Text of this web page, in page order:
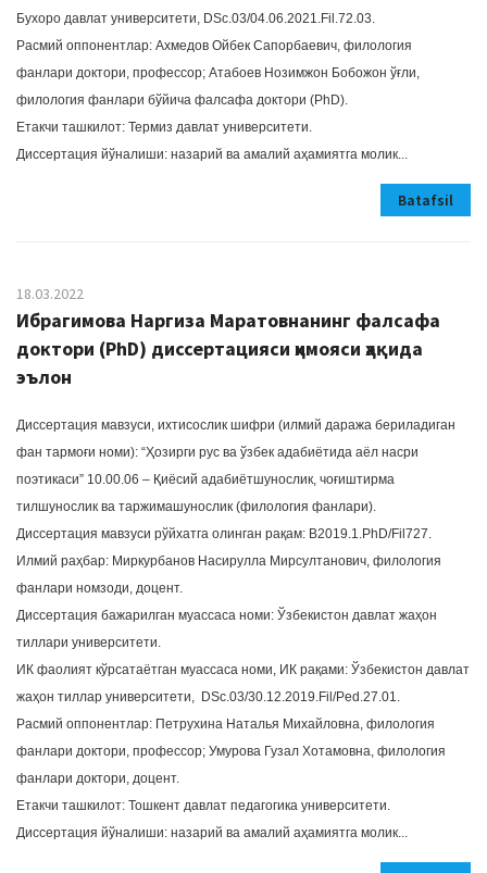
Бухоро давлат университети, DSc.03/04.06.2021.Fil.72.03.
Расмий оппонентлар: Ахмедов Ойбек Сапорбаевич, филология
фанлари доктори, профессор; Атабоев Нозимжон Бобожон ўғли,
филология фанлари бўйича фалсафа доктори (PhD).
Етакчи ташкилот: Термиз давлат университети.
Диссертация йўналиши: назарий ва амалий аҳамиятга молик...
Batafsil
18.03.2022
Ибрагимова Наргиза Маратовнанинг фалсафа
доктори (PhD) диссертацияси ҳимояси ҳақида
эълон
Диссертация мавзуси, ихтисослик шифри (илмий даража бериладиган
фан тармоғи номи): “Ҳозирги рус ва ўзбек адабиётида аёл насри
поэтикаси” 10.00.06 – Қиёсий адабиётшунослик, чоғиштирма
тилшунослик ва таржимашунослик (филология фанлари).
Диссертация мавзуси рўйхатга олинган рақам: B2019.1.PhD/Fil727.
Илмий раҳбар: Миркурбанов Насирулла Мирсултанович, филология
фанлари номзоди, доцент.
Диссертация бажарилган муассаса номи: Ўзбекистон давлат жаҳон
тиллари университети.
ИК фаолият кўрсатаётган муассаса номи, ИК рақами: Ўзбекистон давлат
жаҳон тиллар университети, DSc.03/30.12.2019.Fil/Ped.27.01.
Расмий оппонентлар: Петрухина Наталья Михайловна, филология
фанлари доктори, профессор; Умурова Гузал Хотамовна, филология
фанлари доктори, доцент.
Етакчи ташкилот: Тошкент давлат педагогика университети.
Диссертация йўналиши: назарий ва амалий аҳамиятга молик...